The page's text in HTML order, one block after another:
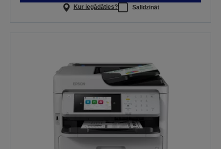
Kur iegādāties? Salīdzināt